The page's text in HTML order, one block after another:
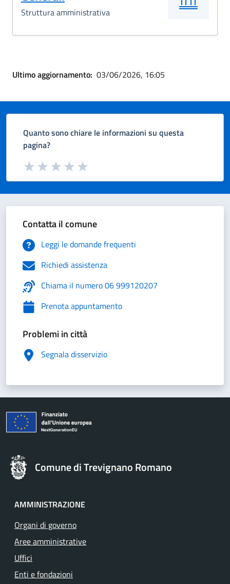
Struttura amministrativa
Ultimo aggiornamento: 03/06/2026, 16:05
Quanto sono chiare le informazioni su questa
pagina?
Valuta da 1 a 5 stelle la pagina
Valuta 5 stelle su 5
Valuta 4 stelle su 5
Valuta 3 stelle su 5
Valuta 2 stelle su 5
Valuta 1 stelle su 5
Contatta il comune
Leggi le domande frequenti
Richiedi assistenza
Chiama il numero 06 999120207
Prenota appuntamento
Problemi in città
Segnala disservizio
Comune di Trevignano Romano
AMMINISTRAZIONE
Organi di governo
Aree amministrative
Uffici
Enti e fondazioni